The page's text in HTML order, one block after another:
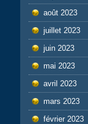
août 2023
juillet 2023
juin 2023
mai 2023
avril 2023
mars 2023
février 2023